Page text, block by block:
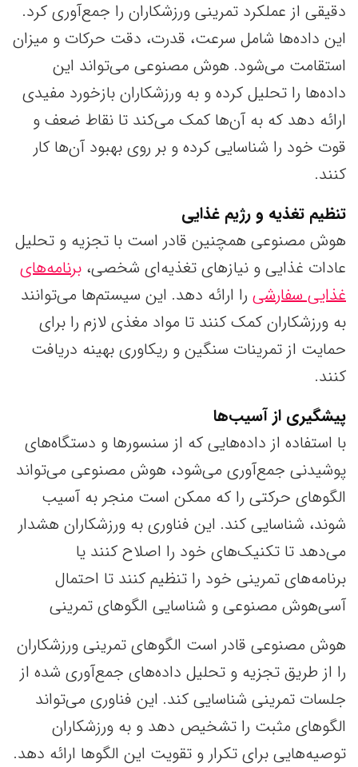
دقیقی از عملکرد تمرینی ورزشکاران را جمع‌آوری کرد.
این داده‌ها شامل سرعت، قدرت، دقت حرکات و میزان
استقامت می‌شود. هوش مصنوعی می‌تواند این
داده‌ها را تحلیل کرده و به ورزشکاران بازخورد مفیدی
ارائه دهد که به آن‌ها کمک می‌کند تا نقاط ضعف و
قوت خود را شناسایی کرده و بر روی بهبود آن‌ها کار
کنند.
تنظیم تغذیه و رژیم غذایی
هوش مصنوعی همچنین قادر است با تجزیه و تحلیل
عادات غذایی و نیازهای تغذیه‌ای شخصی، برنامه‌های
غذایی سفارشی را ارائه دهد. این سیستم‌ها می‌توانند
به ورزشکاران کمک کنند تا مواد مغذی لازم را برای
حمایت از تمرینات سنگین و ریکاوری بهینه دریافت
کنند.
پیشگیری از آسیب‌ها
با استفاده از داده‌هایی که از سنسورها و دستگاه‌های
پوشیدنی جمع‌آوری می‌شود، هوش مصنوعی می‌تواند
الگوهای حرکتی را که ممکن است منجر به آسیب
شوند، شناسایی کند. این فناوری به ورزشکاران هشدار
می‌دهد تا تکنیک‌های خود را اصلاح کنند یا
برنامه‌های تمرینی خود را تنظیم کنند تا احتمال
آسی‌هوش مصنوعی و شناسایی الگوهای تمرینی
هوش مصنوعی قادر است الگوهای تمرینی ورزشکاران
را از طریق تجزیه و تحلیل داده‌های جمع‌آوری شده از
جلسات تمرینی شناسایی کند. این فناوری می‌تواند
الگوهای مثبت را تشخیص دهد و به ورزشکاران
توصیه‌هایی برای تکرار و تقویت این الگوها ارائه دهد.